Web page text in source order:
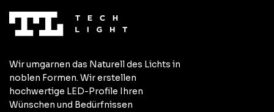
Wir umgarnen das Naturell des Lichts in
noblen Formen. Wir erstellen
hochwertige LED-Profile Ihren
Wünschen und Bedürfnissen